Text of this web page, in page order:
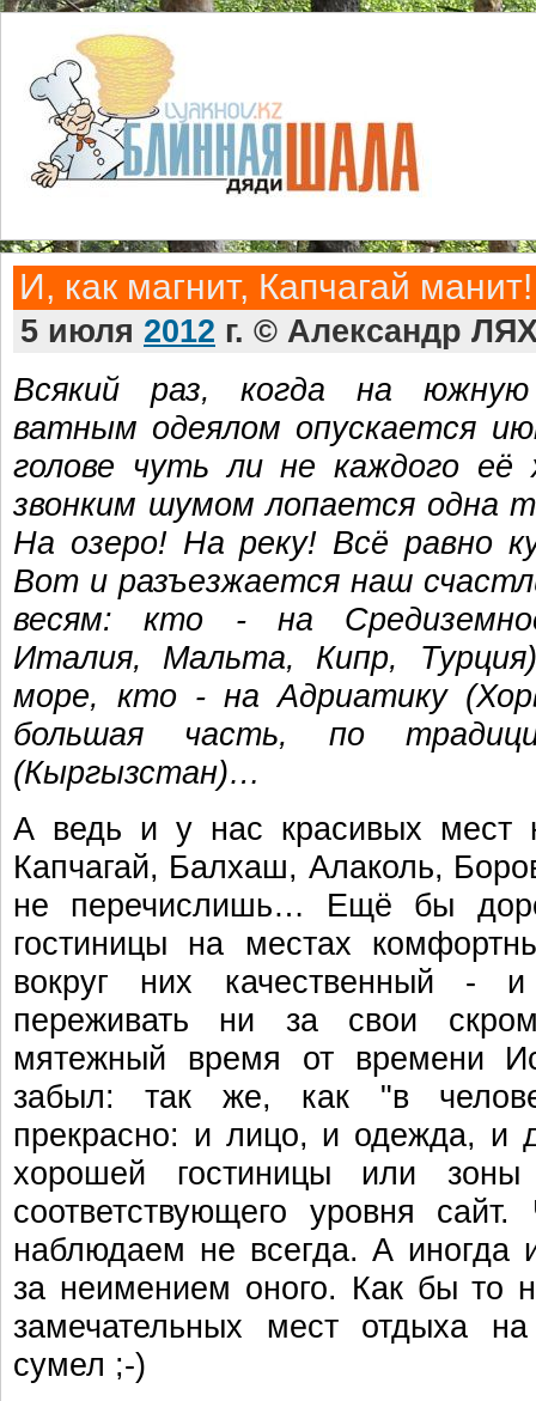
И, как магнит, Капчагай манит!
5 июля 2012 г. © Александр
Всякий раз, когда на южную
ватным одеялом опускается
голове чуть ли не каждого
звонким шумом лопается одна
На озеро! На реку! Всё равно
Вот и разъезжается наш
весям: кто - на
Италия, Мальта, Кипр,
море, кто - на Адриатику
большая часть, по
(Кыргызстан)…
А ведь и у нас красивых мест
Капчагай, Балхаш, Алаколь,
не перечислишь… Ещё бы
гостиницы на местах
вокруг них качественный
переживать ни за свои
мятежный время от времени
забыл: так же, как "в
прекрасно: и лицо, и одежда,
хорошей гостиницы или
соответствующего уровня
наблюдаем не всегда. А иногда
за неимением оного. Как бы то
замечательных мест отдыха
сумел ;-)